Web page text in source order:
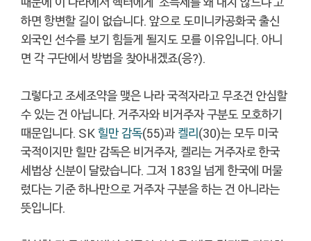
하면 항변할 길이 없습니다. 앞으로 도미니카공화국 출신
외국인 선수를 보기 힘들게 될지도 모를 이유입니다. 아니
면 각 구단에서 방법을 찾아내겠죠(응?).
그렇다고 조세조약을 맺은 나라 국적자라고 무조건 안심할
수 있는 건 아닙니다. 거주자와 비거주자 구분도 모호하기
때문입니다. SK힐만 감독(55)과 켈리(30)는 모두 미국
국적이지만 힐만 감독은 비거주자, 켈리는 거주자로 한국
세법상 신분이 달랐습니다. 그저 183일 넘게 한국에 머물
렀다는 기준 하나만으로 거주자 구분을 하는 건 아니라는
뜻입니다.